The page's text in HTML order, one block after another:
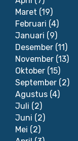
Maret (19)
Februari (4)
Januari (9)
Desember (11)
November (13)
Oktober (15)
September (2)
Agustus (4)
Juli (2)
Juni (2)
Mei (2)